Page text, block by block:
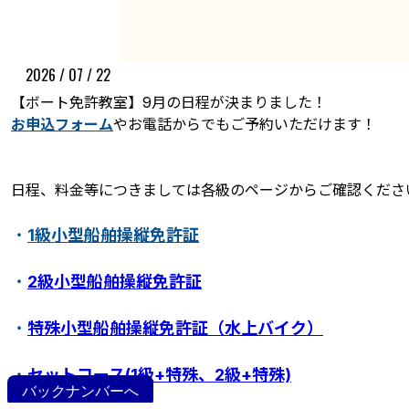
ボート免許教室
特定操縦免許
2026 / 07 / 22
【ボート免許教室】9月の日程が決まりました！
お申込フォームやお電話からでもご予約いただけます！
日程、料金等につきましては各級のページからご確認くださ
・ 1級小型船舶操縦免許証
・ 2級小型船舶操縦免許証
・ 特殊小型船舶操縦免許証（水上バイク）
・セットコース(1級+特殊、2級+特殊)
バックナンバーへ